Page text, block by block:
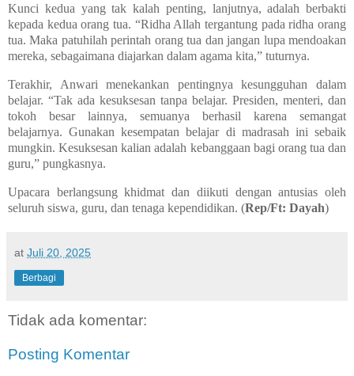
Kunci kedua yang tak kalah penting, lanjutnya, adalah berbakti
kepada kedua orang tua. “Ridha Allah tergantung pada ridha orang
tua. Maka patuhilah perintah orang tua dan jangan lupa mendoakan
mereka, sebagaimana diajarkan dalam agama kita,” tuturnya.
Terakhir, Anwari menekankan pentingnya kesungguhan dalam
belajar. “Tak ada kesuksesan tanpa belajar. Presiden, menteri, dan
tokoh besar lainnya, semuanya berhasil karena semangat
belajarnya. Gunakan kesempatan belajar di madrasah ini sebaik
mungkin. Kesuksesan kalian adalah kebanggaan bagi orang tua dan
guru,” pungkasnya.
Upacara berlangsung khidmat dan diikuti dengan antusias oleh
seluruh siswa, guru, dan tenaga kependidikan. (Rep/Ft: Dayah)
at Juli 20, 2025
Berbagi
Tidak ada komentar:
Posting Komentar